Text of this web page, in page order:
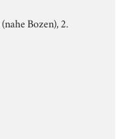
Bozen), 2.